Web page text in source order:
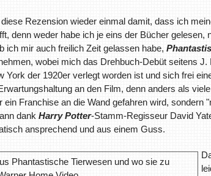
Rezension wieder einmal damit, dass ich
denn weder habe ich je eins der Bücher
ich mir auch freilich Zeit gelassen habe,
wobei mich das Drehbuch-Debüt seitens
York der 1920er verlegt worden ist und sich frei
an den Film, denn anders als
ein Franchise an die Wand gefahren wird,
dank Harry Potter-Stamm-Regisseur David
ansprechend und aus einem Guss.